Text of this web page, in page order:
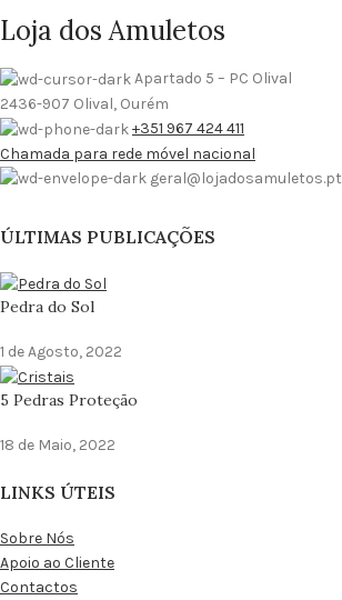
Loja dos Amuletos
Apartado 5 – PC Olival
2436-907 Olival, Ourém
+351 967 424 411
Chamada para rede móvel nacional
geral@lojadosamuletos.pt
ÚLTIMAS PUBLICAÇÕES
Pedra do Sol
1 de Agosto, 2022
5 Pedras Proteção
18 de Maio, 2022
LINKS ÚTEIS
Sobre Nós
Apoio ao Cliente
Contactos